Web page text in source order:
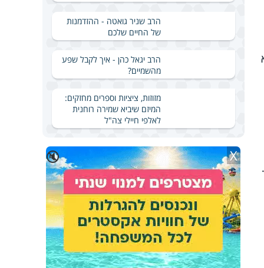
הרב שניר גואטה - ההזדמנות
של החיים שלכם
הרב יגאל כהן - איך לקבל שפע
מהשמיים?
מזוזות, ציציות וספרים מחזקים:
המיזם שיביא שמירה רוחנית
לאלפי חיילי צה"ל
🔇 X